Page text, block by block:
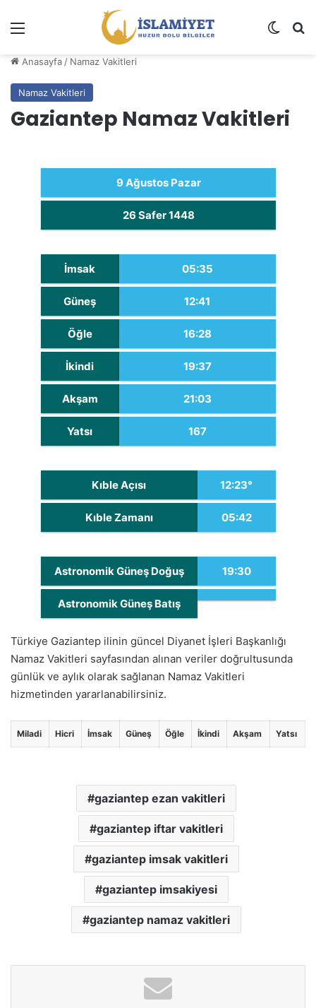
Dış
Anasayfa / Namaz Vakitleri
Namaz Vakitleri
Gaziantep Namaz Vakitleri
9 Ağustos Pazar
26 Safer 1448
İmsak 05:35
Güneş 12:41
Öğle 16:28
İkindi 19:37
Akşam 21:03
Yatsı 167
Kıble Açısı 12:23°
Kıble Zamanı 05:42
Astronomik Güneş Doğuş 19:30
Astronomik Güneş Batış
Türkiye Gaziantep ilinin güncel Diyanet İşleri Başkanlığı
Namaz Vakitleri sayfasından alınan veriler doğrultusunda
günlük ve aylık olarak sağlanan Namaz Vakitleri
hizmetinden yararlanabilirsiniz.
Miladi Hicri İmsak Güneş Öğle İkindi Akşam Yatsı
gaziantep ezan vakitleri
gaziantep iftar vakitleri
gaziantep imsak vakitleri
gaziantep imsakiyesi
gaziantep namaz vakitleri